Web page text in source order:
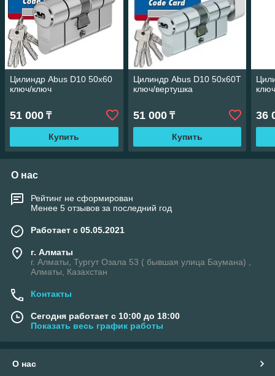
Цилиндр Abus D10 50х60
ключ/ключ
51 000 ₸
Купить
Цилиндр Abus D10 50х60Т
ключ/вертушка
51 000₸
Купить
36
О нас
Рейтинг не сформирован
Менее 5 отзывов за последний год
Работает с 05.05.2021
г. Алматы
г. Алматы, Тургут Озала 53 ( бывшая улица Баумана) ,
Алматы, Казахстан
Контакты
Сегодня работает с 10:00 до 18:00
Показать весь график работы
О нас